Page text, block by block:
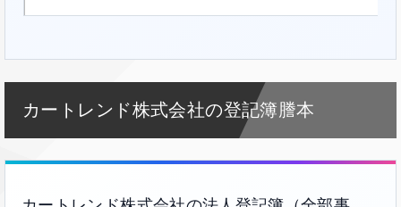
カートレンド株式会社の登記簿謄本